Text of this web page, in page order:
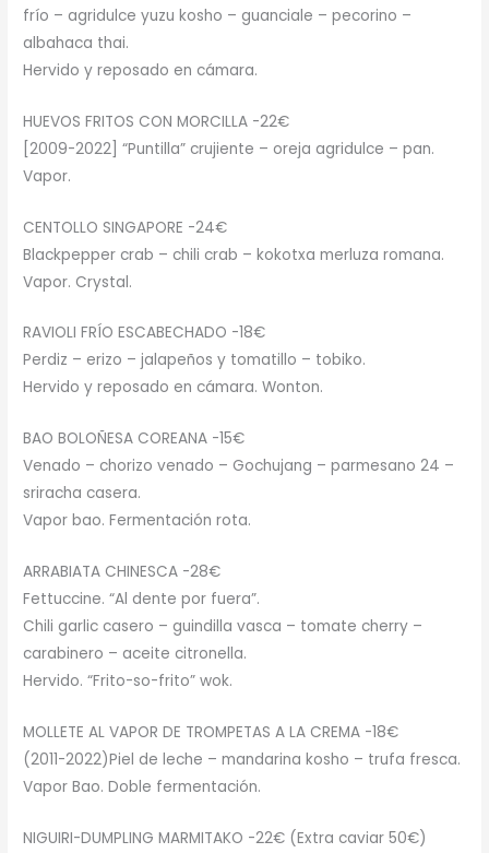
frío – agridulce yuzu kosho – guanciale – pecorino –
albahaca thai.
Hervido y reposado en cámara.
HUEVOS FRITOS CON MORCILLA -22€
[2009-2022] “Puntilla” crujiente – oreja agridulce – pan.
Vapor.
CENTOLLO SINGAPORE -24€
Blackpepper crab – chili crab – kokotxa merluza romana.
Vapor. Crystal.
RAVIOLI FRÍO ESCABECHADO -18€
Perdiz – erizo – jalapeños y tomatillo – tobiko.
Hervido y reposado en cámara. Wonton.
BAO BOLOÑESA COREANA -15€
Venado – chorizo venado – Gochujang – parmesano 24 –
sriracha casera.
Vapor bao. Fermentación rota.
ARRABIATA CHINESCA -28€
Fettuccine. “Al dente por fuera”.
Chili garlic casero – guindilla vasca – tomate cherry –
carabinero – aceite citronella.
Hervido. “Frito-so-frito” wok.
MOLLETE AL VAPOR DE TROMPETAS A LA CREMA -18€
(2011-2022)Piel de leche – mandarina kosho – trufa fresca.
Vapor Bao. Doble fermentación.
NIGUIRI-DUMPLING MARMITAKO -22€ (Extra caviar 50€)